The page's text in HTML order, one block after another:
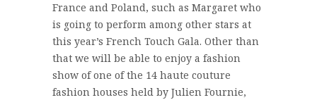
France and Poland, such as Margaret who
is going to perform among other stars at
this year’s French Touch Gala. Other than
that we will be able to enjoy a fashion
show of one of the 14 haute couture
fashion houses held by Julien Fournie,